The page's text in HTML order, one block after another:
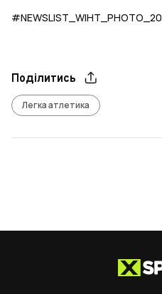
Поділитись
Легка атлетика